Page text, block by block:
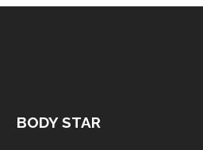
BODY STAR